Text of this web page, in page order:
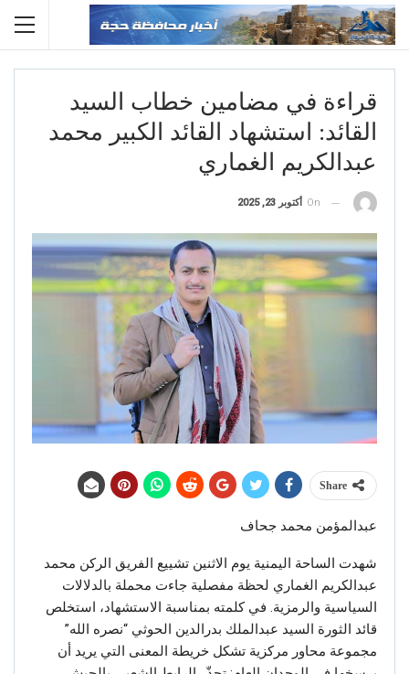
قراءة في مضامين خطاب السيد
القائد: استشهاد القائد الكبير محمد
عبدالكريم الغماري
On أكتوبر 23, 2025
Share
عبدالمؤمن محمد جحاف
شهدت الساحة اليمنية يوم الاثنين تشييع الفريق الركن محمد
عبدالكريم الغماري لحظة مفصلية جاءت محملة بالدلالات
السياسية والرمزية. في كلمته بمناسبة الاستشهاد، استخلص
قائد الثورة السيد عبدالملك بدرالدين الحوثي “نصره الله”
مجموعة محاور مركزية تشكل خريطة المعنى التي يريد أن